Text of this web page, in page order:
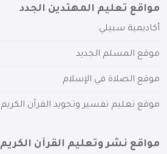
مواقع تعليم المهتدين الجدد
أكاديمية سبيلي
موقع المسلم الجديد
موقع الصلاة في الإسلام
موقع تعليم تفسير وتجويد القرآن الكريم
مواقع نشر وتعليم القرآن الكريم